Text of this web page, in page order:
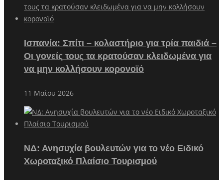
Ισπανία: Σπίτι – κολαστήριο για τρία παιδιά –
Οι γονείς τους τα κρατούσαν κλειδωμένα για
να μην κολλήσουν κορονοϊό
11 Μαΐου 2026
ΝΔ: Ανησυχία βουλευτών για το νέο Ειδικό
Χωροταξικό Πλαίσιο Τουρισμού